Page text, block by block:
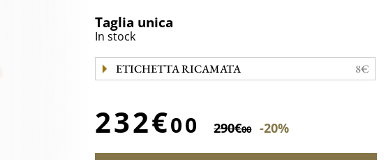
Taglia unica
In stock
ETICHETTA RICAMATA 8€
232€00 290€00 -20%